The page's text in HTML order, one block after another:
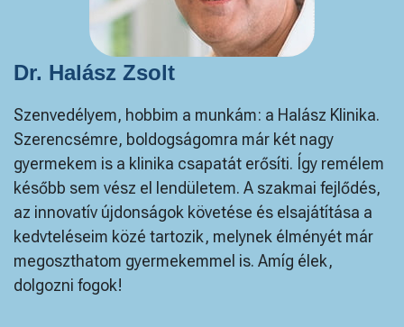
Dr. Halász Zsolt
Szenvedélyem, hobbim a munkám: a Halász Klinika.
Szerencsémre, boldogságomra már két nagy
gyermekem is a klinika csapatát erősíti. Így remélem
később sem vész el lendületem. A szakmai fejlődés,
az innovatív újdonságok követése és elsajátítása a
kedvteléseim közé tartozik, melynek élményét már
megoszthatom gyermekemmel is. Amíg élek,
dolgozni fogok!